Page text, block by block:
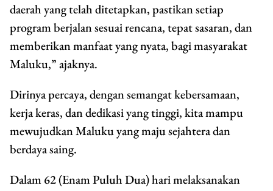
daerah yang telah ditetapkan, pastikan setiap
program berjalan sesuai rencana, tepat sasaran, dan
memberikan manfaat yang nyata, bagi masyarakat
Maluku,” ajaknya.
Dirinya percaya, dengan semangat kebersamaan,
kerja keras, dan dedikasi yang tinggi, kita mampu
mewujudkan Maluku yang maju sejahtera dan
berdaya saing.
Dalam 62 (Enam Puluh Dua) hari melaksanakan